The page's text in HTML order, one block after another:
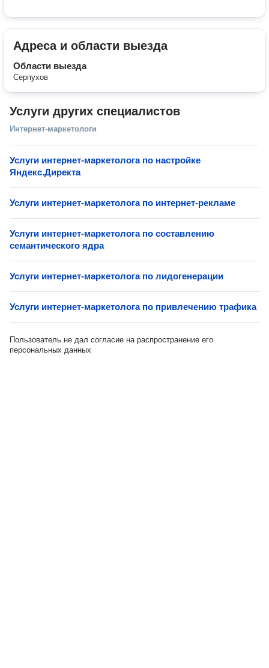
Адреса и области выезда
Области выезда
Серпухов
Услуги других специалистов
Интернет-маркетологи
Услуги интернет-маркетолога по настройке
Яндекс.Директа
Услуги интернет-маркетолога по интернет-рекламе
Услуги интернет-маркетолога по составлению
семантического ядра
Услуги интернет-маркетолога по лидогенерации
Услуги интернет-маркетолога по привлечению трафика
Пользователь не дал согласие на распространение его
персональных данных